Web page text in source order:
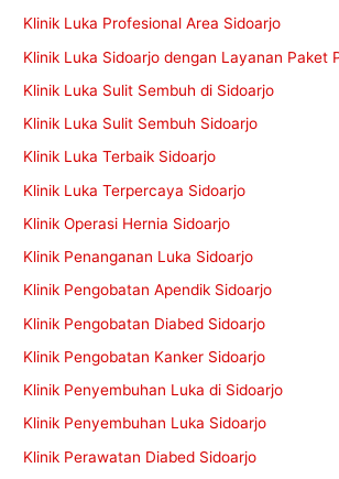
Klinik Luka Profesional Area Sidoarjo
Klinik Luka Sidoarjo dengan Layanan Paket
Klinik Luka Sulit Sembuh di Sidoarjo
Klinik Luka Sulit Sembuh Sidoarjo
Klinik Luka Terbaik Sidoarjo
Klinik Luka Terpercaya Sidoarjo
Klinik Operasi Hernia Sidoarjo
Klinik Penanganan Luka Sidoarjo
Klinik Pengobatan Apendik Sidoarjo
Klinik Pengobatan Diabed Sidoarjo
Klinik Pengobatan Kanker Sidoarjo
Klinik Penyembuhan Luka di Sidoarjo
Klinik Penyembuhan Luka Sidoarjo
Klinik Perawatan Diabed Sidoarjo